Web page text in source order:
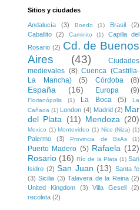
Sitios y ciudades
Andalucía (3) Boedo (1) Brasil
(2)
Caballito
(2) Caminito (1)
Capilla del
Rosario (2) Cd. de Buenos
Aires
(43)
Ciudades
medievales (8) Cuenca (Castilla-
La Mancha)
(5) Córdoba (8)
España (16) Europa (9)
Florianópolis (1) La Boca (5)
La
Cañada (1) London (4) Madrid (2) Mar
del Plata (11) Mendoza (20)
Mexico (1) Montevideo (1) Nice (Niza) (1)
Palermo (3) Provincia de BsAs (1)
Puerto Madero (5) Rafaela (12)
Rosario (16) Río de la Plata (1) San
Isidro (2) San Juan (13) Santa fe
(3) Sicilia (3) Talavera de la Reina (2)
United Kingdom
(3) Villa Gesell
(2)
recoleta (2)